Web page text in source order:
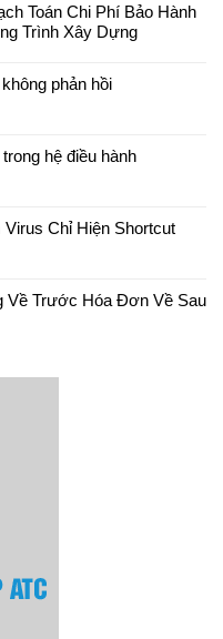
Toán Chi Phí Bảo Hành
Trình Xây Dựng
phản hồi
hệ điều hành
Chỉ Hiện Shortcut
Về Trước Hóa Đơn Về Sau